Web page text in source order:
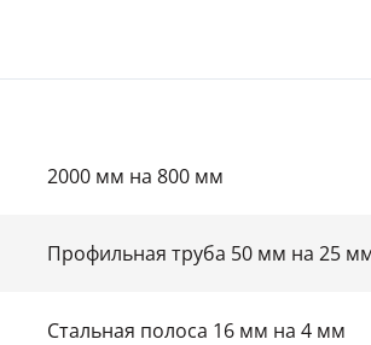
2000 мм на 800 мм
Профильная труба 50 мм на 25
Стальная полоса 16 мм на 4 мм